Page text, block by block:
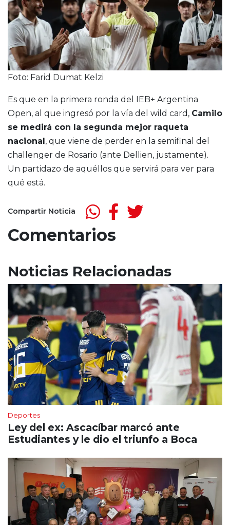
Foto: Farid Dumat Kelzi
Es que en la primera ronda del IEB+ Argentina
Open, al que ingresó por la vía del wild card, Camilo
se medirá con la segunda mejor raqueta
nacional, que viene de perder en la semifinal del
challenger de Rosario (ante Dellien, justamente).
Un partidazo de aquéllos que servirá para ver para
qué está.
Compartir Noticia
Comentarios
Noticias Relacionadas
Deportes
Ley del ex: Ascacíbar marcó ante
Estudiantes y le dio el triunfo a Boca